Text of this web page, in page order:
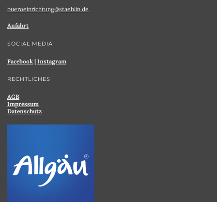
bueroeinrichtung@staehlin.de
Anfahrt
SOCIAL MEDIA
Facebook | Instagram
RECHTLICHES
AGB
Impressum
Datenschutz